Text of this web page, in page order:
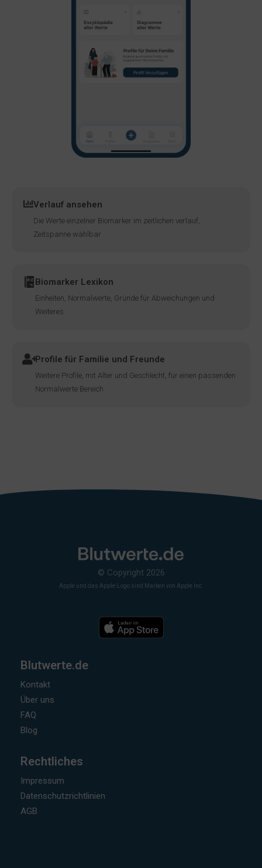
Verlauf ansehen
Die Werte einzelner Biomarker im zeitlichen verlauf,
Zeitspanne wählbar
Biomarker Lexikon
Einheiten, Normalwerte, Gründe für Abweichungen und
Weiteres
Profile für Familie und Freunde
Weitere Profile, mit Alter und Geschlecht, für einen passenden
Normalwerte Bereich
© Copyright 2026
Apple und das Apple-Logo sind Marken von Apple Inc.
Blutwerte.de
Kontakt
Über uns
FAQ
Blog
Rechtliches
Impressum
Datenschutzrichtlinien
AGB